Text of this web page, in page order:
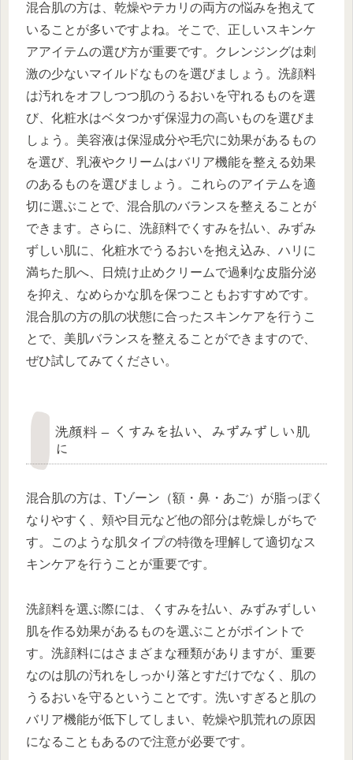
混合肌の方は、乾燥やテカリの両方の悩みを抱えて
いることが多いですよね。そこで、正しいスキンケ
アアイテムの選び方が重要です。クレンジングは刺
激の少ないマイルドなものを選びましょう。洗顔料
は汚れをオフしつつ肌のうるおいを守れるものを選
び、化粧水はベタつかず保湿力の高いものを選びま
しょう。美容液は保湿成分や毛穴に効果があるもの
を選び、乳液やクリームはバリア機能を整える効果
のあるものを選びましょう。これらのアイテムを適
切に選ぶことで、混合肌のバランスを整えることが
できます。さらに、洗顔料でくすみを払い、みずみ
ずしい肌に、化粧水でうるおいを抱え込み、ハリに
満ちた肌へ、日焼け止めクリームで過剰な皮脂分泌
を抑え、なめらかな肌を保つこともおすすめです。
混合肌の方の肌の状態に合ったスキンケアを行うこ
とで、美肌バランスを整えることができますので、
ぜひ試してみてください。
洗顔料 – くすみを払い、みずみずしい肌
に
混合肌の方は、Tゾーン（額・鼻・あご）が脂っぽく
なりやすく、頬や目元など他の部分は乾燥しがちで
す。このような肌タイプの特徴を理解して適切なス
キンケアを行うことが重要です。
洗顔料を選ぶ際には、くすみを払い、みずみずしい
肌を作る効果があるものを選ぶことがポイントで
す。洗顔料にはさまざまな種類がありますが、重要
なのは肌の汚れをしっかり落とすだけでなく、肌の
うるおいを守るということです。洗いすぎると肌の
バリア機能が低下してしまい、乾燥や肌荒れの原因
になることもあるので注意が必要です。